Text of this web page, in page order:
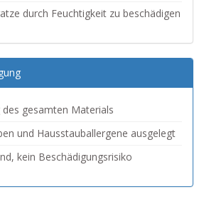
durch Feuchtigkeit zu beschädigen
gesamten Materials
und Hausstauballergene ausgelegt
kein Beschädigungsrisiko